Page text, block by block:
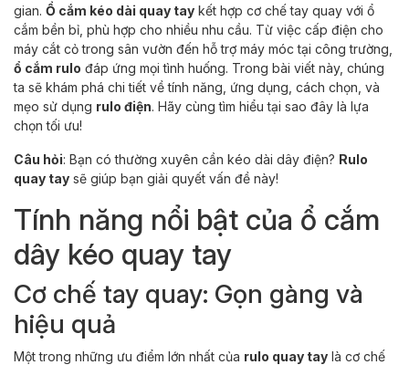
gian. Ổ cắm kéo dài quay tay kết hợp cơ chế tay quay với ổ
cắm bền bỉ, phù hợp cho nhiều nhu cầu. Từ việc cấp điện cho
máy cắt cỏ trong sân vườn đến hỗ trợ máy móc tại công trường,
ổ cắm rulo đáp ứng mọi tình huống. Trong bài viết này, chúng
ta sẽ khám phá chi tiết về tính năng, ứng dụng, cách chọn, và
mẹo sử dụng rulo điện. Hãy cùng tìm hiểu tại sao đây là lựa
chọn tối ưu!
Câu hỏi: Bạn có thường xuyên cần kéo dài dây điện? Rulo
quay tay sẽ giúp bạn giải quyết vấn đề này!
Tính năng nổi bật của ổ cắm
dây kéo quay tay
Cơ chế tay quay: Gọn gàng và
hiệu quả
Một trong những ưu điểm lớn nhất của rulo quay tay là cơ chế